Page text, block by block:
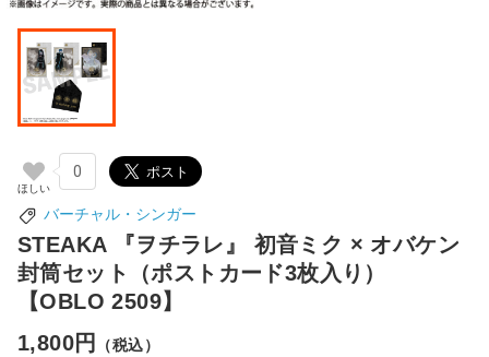
0
バーチャル・シンガー
STEAKA 『ヲチラレ』 初音ミク × オバケン
封筒セット（ポストカード3枚入り）
【OBLO 2509】
1,800円
（税込）